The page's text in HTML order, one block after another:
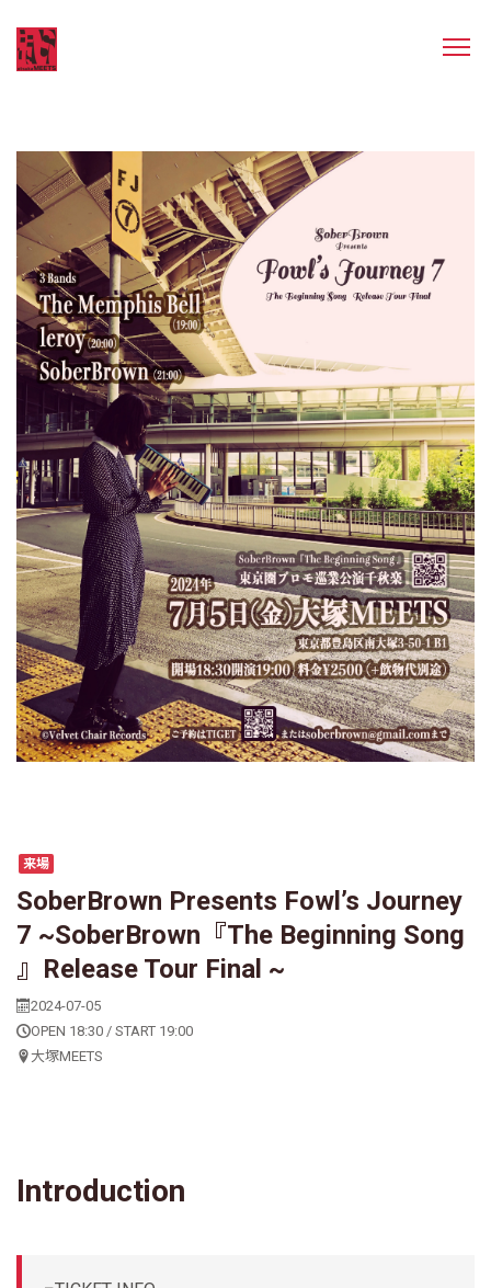
来場
SoberBrown Presents Fowl’s Journey
7 ~SoberBrown『The Beginning Song
』Release Tour Final ~
2024-07-05
OPEN 18:30 / START 19:00
大塚MEETS
Introduction